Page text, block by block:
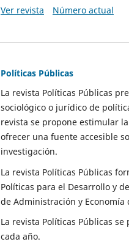
Ver revista
Número actual
Políticas Públicas
La revista Políticas Públicas
sociológico o jurídico de
revista se propone estimular
ofrecer una fuente accesible
investigación.
La revista Políticas Públicas
Políticas para el Desarrollo y
de Administración y
La revista Políticas Públicas
cada año.